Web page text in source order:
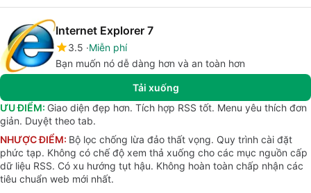
Internet Explorer 7
3.5 Miễn phí
Bạn muốn nó dễ dàng hơn và an toàn hơn
Tải xuống
ƯU ĐIỂM: Giao diện đẹp hơn. Tích hợp RSS tốt. Menu yêu thích đơn
giản. Duyệt theo tab.
NHƯỢC ĐIỂM: Bộ lọc chống lừa đảo thất vọng. Quy trình cài đặt
phức tạp. Không có chế độ xem thả xuống cho các mục nguồn cấp
dữ liệu RSS. Có xu hướng tụt hậu. Không hoàn toàn chấp nhận các
tiêu chuẩn web mới nhất.